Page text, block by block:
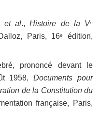
et al.,Histoire de la Ve
Paris, 16e
édition,
prononcé devant le
1958,Documents pour
de la Constitution du
française, Paris,